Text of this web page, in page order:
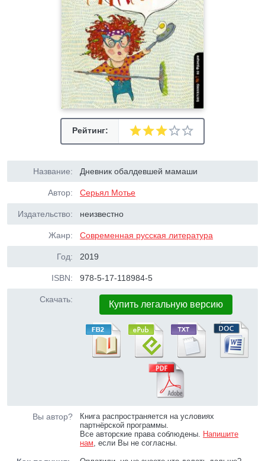
Рейтинг:
Название: Дневник обалдевшей мамаши
Автор: Серьял Мотье
Издательство: неизвестно
Жанр: Современная русская литература
Год: 2019
ISBN: 978-5-17-118984-5
Скачать: Купить легальную версию
Вы автор?
Книга распространяется на условиях
партнёрской программы.
Все авторские права соблюдены. Напишите
нам, если Вы не согласны.